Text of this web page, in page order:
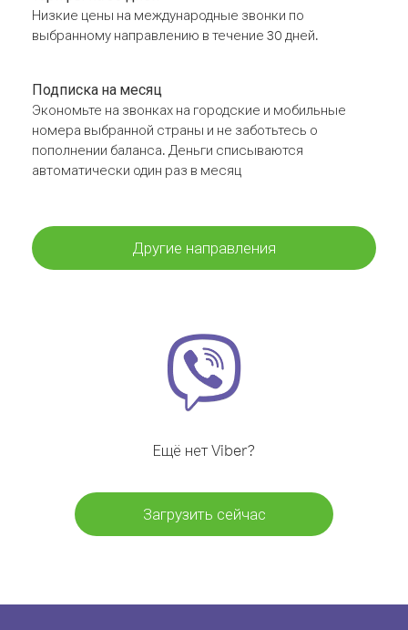
Низкие цены на международные звонки по
выбранному направлению в течение 30 дней.
Подписка на месяц
Экономьте на звонках на городские и мобильные
номера выбранной страны и не заботьтесь о
пополнении баланса. Деньги списываются
автоматически один раз в месяц
Другие направления
Ещё нет Viber?
Загрузить сейчас